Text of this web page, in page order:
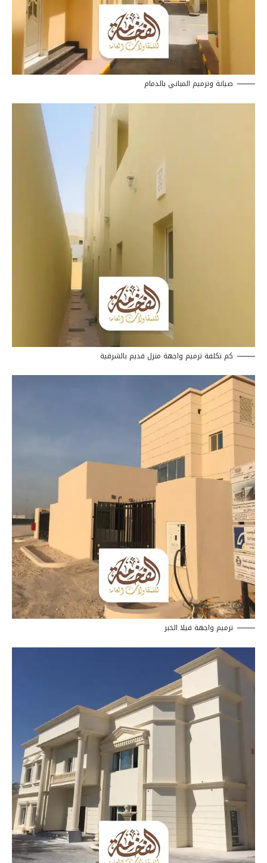
صيانة وترميم المباني بالدمام
كم تكلفة ترميم واجهة منزل قديم بالشرقية
ترميم واجهة فيلا الخبر